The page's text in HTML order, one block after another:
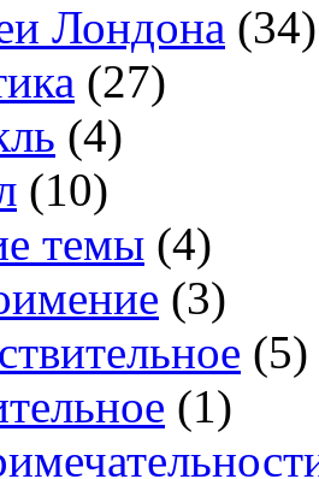
Лондона (34)
(27)
(4)
(10)
темы (4)
(3)
(5)
(1)